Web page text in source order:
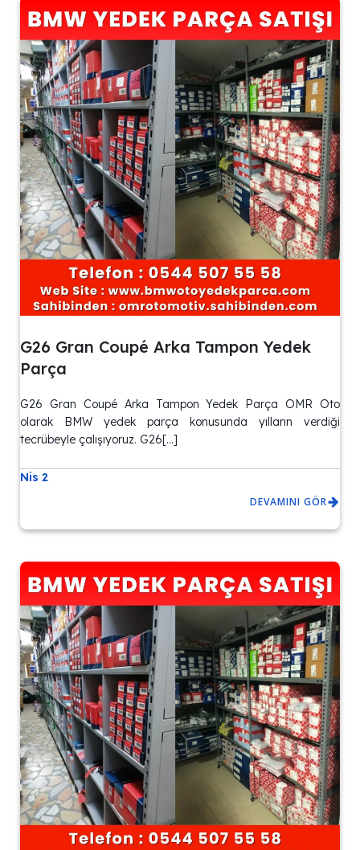
G26 Gran Coupé Arka Tampon Yedek
Parça
G26 Gran Coupé Arka Tampon Yedek Parça OMR Oto
olarak BMW yedek parça konusunda yılların verdiği
tecrübeyle çalışıyoruz. G26[…]
Nis 2
DEVAMINI GÖR